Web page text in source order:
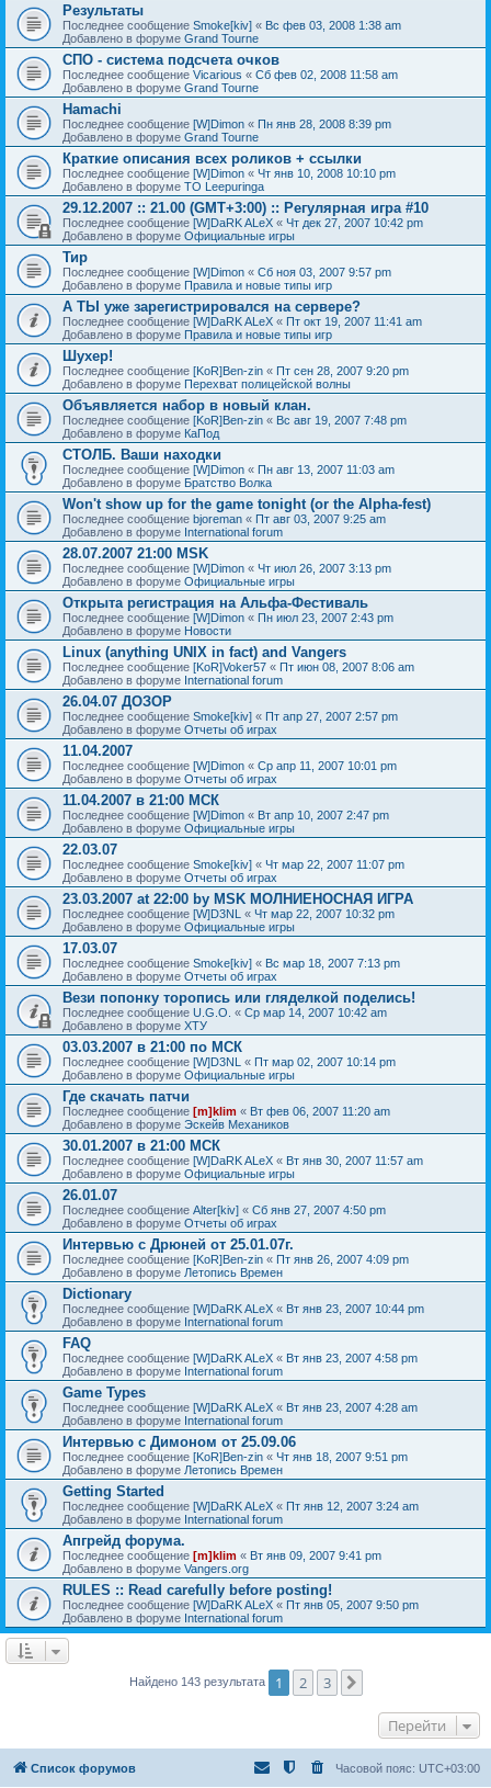
Результаты
Последнее сообщение Smoke[kiv] « Вс фев 03, 2008 1:38 am
Добавлено в форуме Grand Tourne
СПО - система подсчета очков
Последнее сообщение Vicarious « Сб фев 02, 2008 11:58 am
Добавлено в форуме Grand Tourne
Hamachi
Последнее сообщение [W]Dimon « Пн янв 28, 2008 8:39 pm
Добавлено в форуме Grand Tourne
Краткие описания всех роликов + ссылки
Последнее сообщение [W]Dimon « Чт янв 10, 2008 10:10 pm
Добавлено в форуме TO Leepuringa
29.12.2007 :: 21.00 (GMT+3:00) :: Регулярная игра #10
Последнее сообщение [W]DaRK ALeX « Чт дек 27, 2007 10:42 pm
Добавлено в форуме Официальные игры
Тир
Последнее сообщение [W]Dimon « Сб ноя 03, 2007 9:57 pm
Добавлено в форуме Правила и новые типы игр
А ТЫ уже зарегистрировался на сервере?
Последнее сообщение [W]DaRK ALeX « Пт окт 19, 2007 11:41 am
Добавлено в форуме Правила и новые типы игр
Шухер!
Последнее сообщение [KoR]Ben-zin « Пт сен 28, 2007 9:20 pm
Добавлено в форуме Перехват полицейской волны
Объявляется набор в новый клан.
Последнее сообщение [KoR]Ben-zin « Вс авг 19, 2007 7:48 pm
Добавлено в форуме КаПод
СТОЛБ. Ваши находки
Последнее сообщение [W]Dimon « Пн авг 13, 2007 11:03 am
Добавлено в форуме Братство Волка
Won't show up for the game tonight (or the Alpha-fest)
Последнее сообщение bjoreman « Пт авг 03, 2007 9:25 am
Добавлено в форуме International forum
28.07.2007 21:00 MSK
Последнее сообщение [W]Dimon « Чт июл 26, 2007 3:13 pm
Добавлено в форуме Официальные игры
Открыта регистрация на Альфа-Фестиваль
Последнее сообщение [W]Dimon « Пн июл 23, 2007 2:43 pm
Добавлено в форуме Новости
Linux (anything UNIX in fact) and Vangers
Последнее сообщение [KoR]Voker57 « Пт июн 08, 2007 8:06 am
Добавлено в форуме International forum
26.04.07 ДОЗОР
Последнее сообщение Smoke[kiv] « Пт апр 27, 2007 2:57 pm
Добавлено в форуме Отчеты об играх
11.04.2007
Последнее сообщение [W]Dimon « Ср апр 11, 2007 10:01 pm
Добавлено в форуме Отчеты об играх
11.04.2007 в 21:00 МСК
Последнее сообщение [W]Dimon « Вт апр 10, 2007 2:47 pm
Добавлено в форуме Официальные игры
22.03.07
Последнее сообщение Smoke[kiv] « Чт мар 22, 2007 11:07 pm
Добавлено в форуме Отчеты об играх
23.03.2007 at 22:00 by MSK МОЛНИЕНОСНАЯ ИГРА
Последнее сообщение [W]D3NL « Чт мар 22, 2007 10:32 pm
Добавлено в форуме Официальные игры
17.03.07
Последнее сообщение Smoke[kiv] « Вс мар 18, 2007 7:13 pm
Добавлено в форуме Отчеты об играх
Вези попонку торопись или гляделкой поделись!
Последнее сообщение U.G.O. « Ср мар 14, 2007 10:42 am
Добавлено в форуме ХТУ
03.03.2007 в 21:00 по МСК
Последнее сообщение [W]D3NL « Пт мар 02, 2007 10:14 pm
Добавлено в форуме Официальные игры
Где скачать патчи
Последнее сообщение [m]klim « Вт фев 06, 2007 11:20 am
Добавлено в форуме Эскейв Механиков
30.01.2007 в 21:00 МСК
Последнее сообщение [W]DaRK ALeX « Вт янв 30, 2007 11:57 am
Добавлено в форуме Официальные игры
26.01.07
Последнее сообщение Alter[kiv] « Сб янв 27, 2007 4:50 pm
Добавлено в форуме Отчеты об играх
Интервью с Дрюней от 25.01.07г.
Последнее сообщение [KoR]Ben-zin « Пт янв 26, 2007 4:09 pm
Добавлено в форуме Летопись Времен
Dictionary
Последнее сообщение [W]DaRK ALeX « Вт янв 23, 2007 10:44 pm
Добавлено в форуме International forum
FAQ
Последнее сообщение [W]DaRK ALeX « Вт янв 23, 2007 4:58 pm
Добавлено в форуме International forum
Game Types
Последнее сообщение [W]DaRK ALeX « Вт янв 23, 2007 4:28 am
Добавлено в форуме International forum
Интервью с Димоном от 25.09.06
Последнее сообщение [KoR]Ben-zin « Чт янв 18, 2007 9:51 pm
Добавлено в форуме Летопись Времен
Getting Started
Последнее сообщение [W]DaRK ALeX « Пт янв 12, 2007 3:24 am
Добавлено в форуме International forum
Апгрейд форума.
Последнее сообщение [m]klim « Вт янв 09, 2007 9:41 pm
Добавлено в форуме Vangers.org
RULES :: Read carefully before posting!
Последнее сообщение [W]DaRK ALeX « Пт янв 05, 2007 9:50 pm
Добавлено в форуме International forum
Найдено 143 результата 1 2 3
Перейти
Список форумов Часовой пояс: UTC+03:00